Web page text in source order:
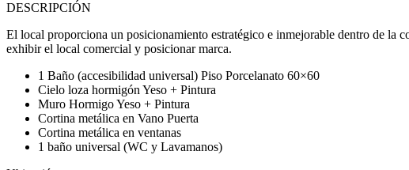
DESCRIPCIÓN
El local proporciona un posicionamiento estratégico e inmejorable dentro de la
exhibir el local comercial y posicionar marca.
1 Baño (accesibilidad universal) Piso Porcelanato 60×60
Cielo loza hormigón Yeso + Pintura
Muro Hormigo Yeso + Pintura
Cortina metálica en Vano Puerta
Cortina metálica en ventanas
1 baño universal (WC y Lavamanos)